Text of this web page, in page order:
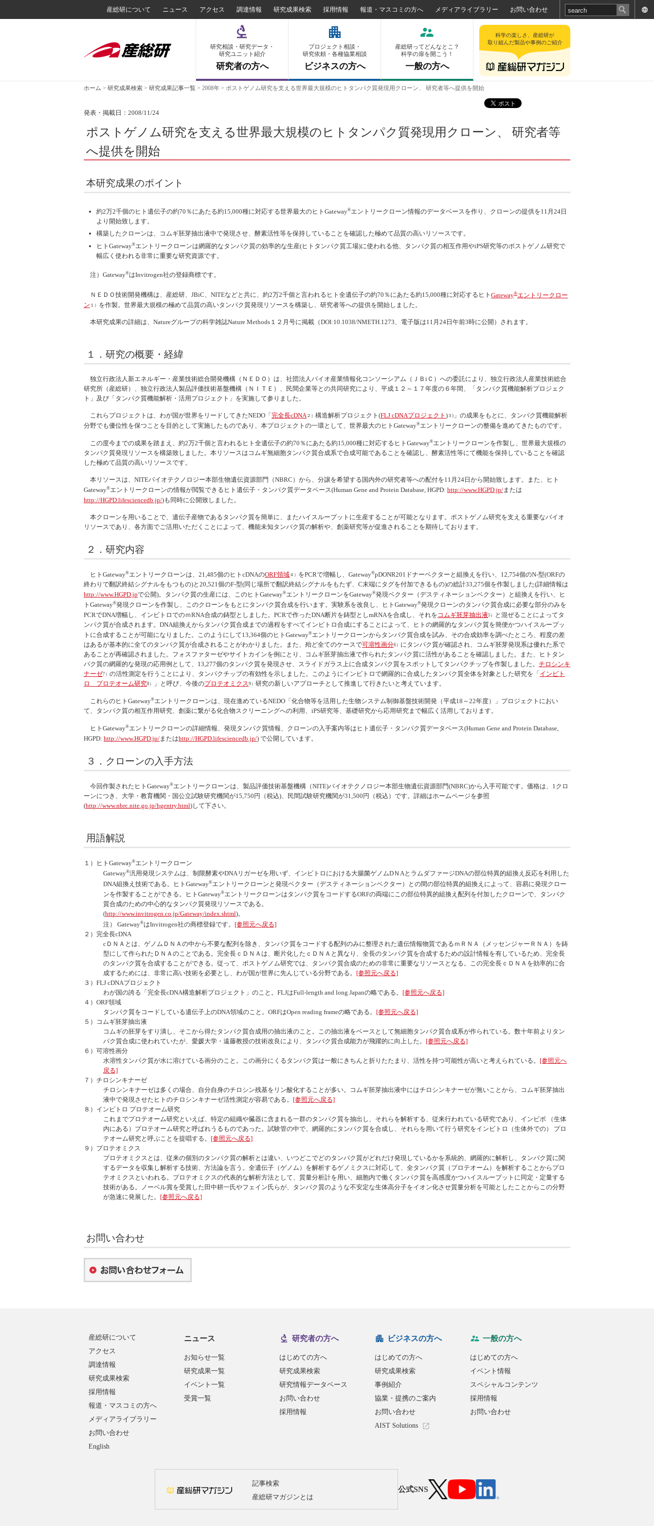
産総研について ニュース アクセス 調達情報 研究成果検索 採用情報 報道・マスコミの方へ メディアライブラリー お問い合わせ
研究相談・研究データ・
研究ユニット紹介
研究者の方へ
プロジェクト相談・
研究依頼・各種協業相談
ビジネスの方へ
産総研ってどんなとこ？
科学の扉を開こう！
一般の方へ
科学の楽しさ、産総研が
取り組んだ製品や事例のご紹介
ホーム > 研究成果検索 > 研究成果記事一覧 > 2008年 > ポストゲノム研究を支える世界最大規模のヒトタンパク質発現用クローン、 研究者等へ提供を開始
発表・掲載日：2008/11/24
ポストゲノム研究を支える世界最大規模のヒトタンパク質発現用クローン、 研究者等
へ提供を開始
本研究成果のポイント
約2万2千個のヒト遺伝子の約70％にあたる約15,000種に対応する世界最大のヒト Gateway®エントリークローン情報のデータベースを作り、クローンの提供を11月24日
より開始致します。
構築したクローンは、コムギ胚芽抽出液中で発現させ、酵素活性等を保持していることを確認した極めて品質の高いリソースです。
ヒト Gateway®エントリークローンは網羅的なタンパク質の効率的な生産(ヒトタンパク質工場)に使われる他、タンパク質の相互作用やiPS研究等のポストゲノム研究で
幅広く使われる非常に重要な研究資源です。
注） Gateway®はInvitrogen社の登録商標です。
ＮＥＤＯ技術開発機構は、産総研、JBiC、NITEなどと共に、約2万2千個と言われるヒト全遺伝子の約70％にあたる約15,000種に対応するヒト Gateway®エントリークロー
ン １） を作製。世界最大規模の極めて品質の高いタンパク質発現リソースを構築し、研究者等への提供を開始しました。
本研究成果の詳細は、 Natureグループの科学雑誌Nature Methods １２月号に掲載（DOI:10.1038/NMETH.1273、電子版は11月24日午前3時に公開）されます。
１．研究の概要・経緯
独立行政法人新エネルギー・産業技術総合開発機構（ＮＥＤＯ）は、社団法人バイオ産業情報化コンソーシアム（ＪＢiＣ）への委託により、独立行政法人産業技術総合
研究所（産総研）、独立行政法人製品評価技術基盤機構（ＮＩＴＥ）、民間企業等との共同研究により、平成１２～１７年度の６年間、「タンパク質機能解析プロジェク
ト」及び「タンパク質機能解析・活用プロジェクト」を実施して参りました。
これらプロジェクトは、わが国が世界をリードしてきたNEDO「 完全長cDNA ２） 構造解析プロジェクト(FLJ cDNAプロジェクト ) ３) 」の成果をもとに、タンパク質機能解析
分野でも優位性を保つことを目的として実施したものであり、本プロジェクトの一環として、世界最大のヒト Gateway®エントリークローンの整備を進めてきたものです。
この度今までの成果を踏まえ、約2万2千個と言われるヒト全遺伝子の約70％にあたる約15,000種に対応するヒト Gateway®エントリークローンを作製し、世界最大規模の
タンパク質発現リソースを構築致しました。本リソースはコムギ無細胞タンパク質合成系で合成可能であることを確認し、酵素活性等にて機能を保持していることを確認
した極めて品質の高いリソースです。
本リソースは、NITEバイオテクノロジー本部生物遺伝資源部門（NBRC）から、分譲を希望する国内外の研究者等への配付を11月24日から開始致します。また、ヒト
Gateway®エントリークローンの情報が閲覧できるヒト遺伝子・タンパク質データベース(Human Gene and Protein Database, HGPD: http://www.HGPD.jp/または
http://HGPD.lifesciencedb.jp/)も同時に公開致しました。
本クローンを用いることで、遺伝子産物であるタンパク質を簡単に、またハイスループットに生産することが可能となります。ポストゲノム研究を支える重要なバイオ
リソースであり、各方面でご活用いただくことによって、機能未知タンパク質の解析や、創薬研究等が促進されることを期待しております。
２．研究内容
ヒト Gateway®エントリークローンは、21,485個のヒトcDNAのORF領域 ４） をPCRで増幅し、 Gateway®pDONR201ドナーベクターと組換えを行い、12,754個のN-型(ORFの
終わりで翻訳終結シグナルをもつもの)と20,521個のF-型(同じ場所で翻訳終結シグナルをもたず、C末端にタグを付加できるもの)の総計33,275個を作製しました(詳細情報は
http://www.HGPD.jpで公開)。タンパク質の生産には、このヒト Gateway®エントリークローンをGateway®発現ベクター（デスティネーションベクター）と組換えを行い、ヒ
ト Gateway®発現クローンを作製し、このクローンをもとにタンパク質合成を行います。実験系を改良し、ヒト Gateway®発現クローンのタンパク質合成に必要な部分のみを
PCRでDNA増幅し、インビトロでのｍRNA合成の鋳型としました。PCRで作ったDNA断片を鋳型としmRNAを合成し、それを コムギ胚芽抽出液5）
と混ぜることによってタ
ンパク質が合成されます。DNA組換えからタンパク質合成までの過程をすべてインビトロ合成にすることによって、ヒトの網羅的なタンパク質を簡便かつハイスループッ
トに合成することが可能になりました。このようにして13,364個のヒト Gateway®エントリークローンからタンパク質合成を試み、その合成効率を調べたところ、程度の差
はあるが基本的に全てのタンパク質が合成されることがわかりました。また、殆ど全てのケースで可溶性画分6） にタンパク質が確認され、コムギ胚芽発現系は優れた系で
あることが再確認されました。フォスファターゼやサイトカインを例にとり、コムギ胚芽抽出液で作られたタンパク質に活性があることを確認しました。また、ヒトタン
パク質の網羅的な発現の応用例として、13,277個のタンパク質を発現させ、スライドガラス上に合成タンパク質をスポットしてタンパクチップを作製しました。 チロシンキ
ナーゼ7） の活性測定を行うことにより、タンパクチップの有効性を示しました。このようにインビトロで網羅的に合成したタンパク質全体を対象とした研究を「 インビト
ロ プロテオーム研究8） 」と呼び、今後のプロテオミクス9） 研究の新しいアプローチとして推進して行きたいと考えています。
これらのヒト Gateway®エントリークローンは、現在進めているNEDO「化合物等を活用した生物システム制御基盤技術開発（平成18～22年度）」プロジェクトにおい
て、タンパク質の相互作用研究、創薬に繋がる化合物スクリーニングへの利用、iPS研究等、基礎研究から応用研究まで幅広く活用しております。
ヒト Gateway®エントリークローンの詳細情報、発現タンパク質情報、クローンの入手案内等はヒト遺伝子・タンパク質データベース(Human Gene and Protein Database,
HGPD: http://www.HGPD.jp/ またはhttp://HGPD.lifesciencedb.jp/) で公開しています。
３．クローンの入手方法
今回作製されたヒト Gateway®エントリークローンは、製品評価技術基盤機構（NITE)バイオテクノロジー本部生物遺伝資源部門(NBRC)から入手可能です。価格は、1クロ
ーンにつき、大学・教育機関・国公立試験研究機関が15,750円（税込)、民間試験研究機関が31,500円（税込）です。詳細はホームページを参照
(http://www.nbrc.nite.go.jp/hgentry.html)して下さい。
用語解説
１）ヒト Gateway®エントリークローン
Gateway®汎用発現システムは、制限酵素やDNAリガーゼを用いず、インビトロにおける大腸菌ゲノムDＮAとラムダファージDNAの部位特異的組換え反応を利用した
DNA組換え技術である。ヒト Gateway®エントリークローンと発現ベクター（デスティネーションベクター）との間の部位特異的組換えによって、容易に発現クロー
ンを作製することができる。ヒト Gateway®エントリークローンはタンパク質をコードするORFの両端にこの部位特異的組換え配列を付加したクローンで、タンパク
質合成のための中心的なタンパク質発現リソースである。
(http://www.invitrogen.co.jp/Gateway/index.shtml)。
注） Gateway®はInvitrogen社の商標登録です。 [参照元へ戻る]
２）完全長cDNA
cＤＮＡとは、ゲノムＤＮＡの中から不要な配列を除き、タンパク質をコードする配列のみに整理された遺伝情報物質であるｍＲＮＡ（メッセンジャーＲＮＡ）を鋳
型にして作られたＤＮＡのことである。完全長ｃＤＮＡは、断片化したｃＤＮＡと異なり、全長のタンパク質を合成するための設計情報を有しているため、完全長
のタンパク質を合成することができる。従って、ポストゲノム研究では、タンパク質合成のための非常に重要なリソースとなる。この完全長ｃＤＮＡを効率的に合
成するためには、非常に高い技術を必要とし、わが国が世界に先んじている分野である。 [参照元へ戻る]
３）FLJ cDNAプロジェクト
わが国の誇る「完全長cDNA構造解析プロジェクト」のこと。FLJはFull-length and long Japanの略である。 [参照元へ戻る]
４）ORF領域
タンパク質をコードしている遺伝子上のDNA領域のこと。ORFはOpen reading frameの略である。 [参照元へ戻る]
５）コムギ胚芽抽出液
コムギの胚芽をすり潰し、そこから得たタンパク質合成用の抽出液のこと。この抽出液をベースとして無細胞タンパク質合成系が作られている。数十年前よりタン
パク質合成に使われていたが、愛媛大学・遠藤教授の技術改良により、タンパク質合成能力が飛躍的に向上した。 [参照元へ戻る]
６）可溶性画分
水溶性タンパク質が水に溶けている画分のこと。この画分にくるタンパク質は一般にきちんと折りたたまり、活性を持つ可能性が高いと考えられている。 [参照元へ
戻る]
７）チロシンキナーゼ
チロシンキナーゼは多くの場合、自分自身のチロシン残基をリン酸化することが多い。コムギ胚芽抽出液中にはチロシンキナーゼが無いことから、コムギ胚芽抽出
液中で発現させたヒトのチロシンキナーゼ活性測定が容易である。 [参照元へ戻る]
８）インビトロ プロテオーム研究
これまでプロテオーム研究といえば、特定の組織や臓器に含まれる一群のタンパク質を抽出し、それらを解析する、従来行われている研究であり、インビボ （生体
内にある）プロテオーム研究と呼ばれうるものであった。試験管の中で、網羅的にタンパク質を合成し、それらを用いて行う研究をインビトロ（生体外での） プロ
テオーム研究と呼ぶことを提唱する。 [参照元へ戻る]
９）プロテオミクス
プロテオミクスとは、従来の個別のタンパク質の解析とは違い、いつどこでどのタンパク質がどれだけ発現しているかを系統的、網羅的に解析し、タンパク質に関
するデータを収集し解析する技術、方法論を言う。全遺伝子（ゲノム）を解析するゲノミクスに対応して、全タンパク質（プロテオーム）を解析することからプロ
テオミクスといわれる。プロテオミクスの代表的な解析方法として、質量分析計を用い、細胞内で働くタンパク質を高感度かつハイスループットに同定・定量する
技術がある。ノーベル賞を受賞した田中耕一氏やフェイン氏らが、タンパク質のような不安定な生体高分子をイオン化させ質量分析を可能としたことからこの分野
が急速に発展した。 [参照元へ戻る]
お問い合わせ
産総研について
アクセス
調達情報
研究成果検索
採用情報
報道・マスコミの方へ
メディアライブラリー
お問い合わせ
English
ニュース
お知らせ一覧
研究成果一覧
イベント一覧
受賞一覧
研究者の方へ
はじめての方へ
研究成果検索
研究情報データベース
お問い合わせ
採用情報
ビジネスの方へ
はじめての方へ
研究成果検索
事例紹介
協業・提携のご案内
お問い合わせ
AIST Solutions
一般の方へ
はじめての方へ
イベント情報
スペシャルコンテンツ
採用情報
お問い合わせ
記事検索
産総研マガジンとは
公式SNS